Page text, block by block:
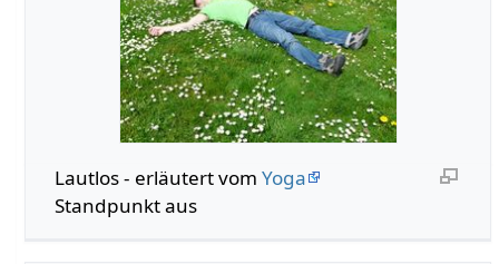
Lautlos - erläutert vom Yoga
Standpunkt aus